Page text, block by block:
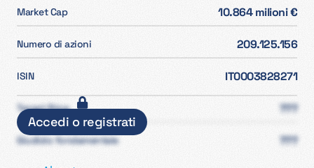
Market Cap 10.864 milioni €
Numero di azioni 209.125.156
ISIN IT0003828271
Target Price ???
Giudizio fondamentale ???
Accedi o registrati